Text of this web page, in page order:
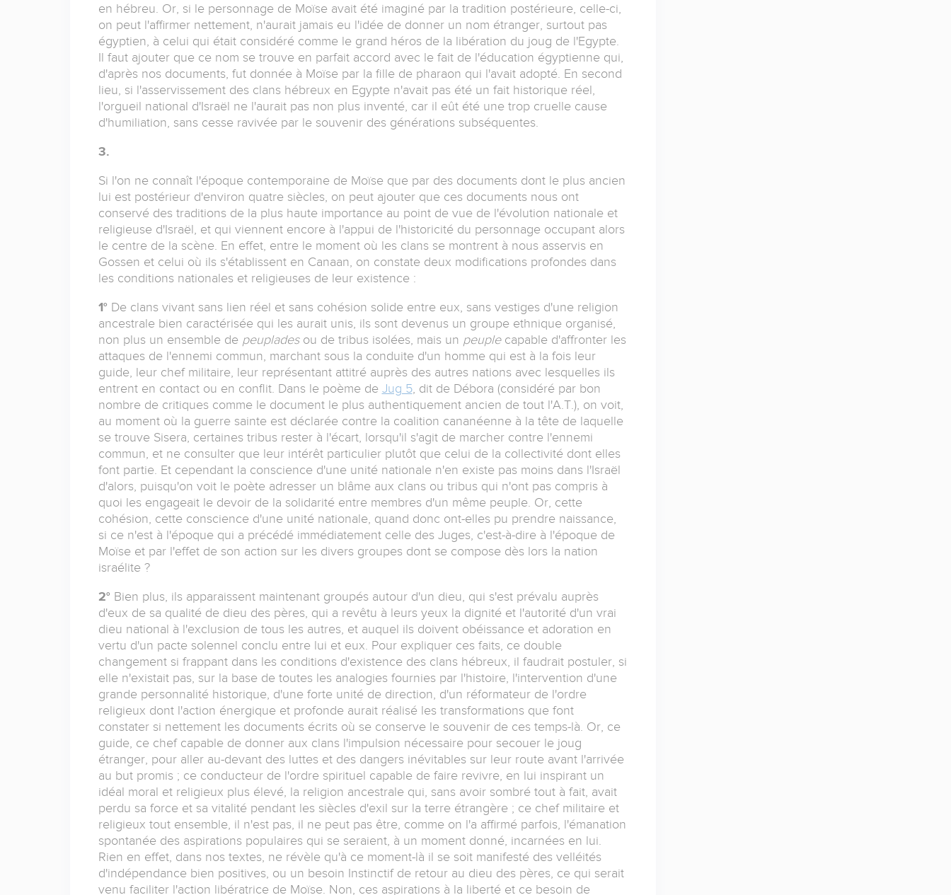
en hébreu. Or, si le personnage de Moïse avait été imaginé par la tradition postérieure, celle-ci,
on peut l'affirmer nettement, n'aurait jamais eu l'idée de donner un nom étranger, surtout pas
égyptien, à celui qui était considéré comme le grand héros de la libération du joug de l'Egypte.
Il faut ajouter que ce nom se trouve en parfait accord avec le fait de l'éducation égyptienne qui,
d'après nos documents, fut donnée à Moïse par la fille de pharaon qui l'avait adopté. En second
lieu, si l'asservissement des clans hébreux en Egypte n'avait pas été un fait historique réel,
l'orgueil national d'Israël ne l'aurait pas non plus inventé, car il eût été une trop cruelle cause
d'humiliation, sans cesse ravivée par le souvenir des générations subséquentes.
3.
Si l'on ne connaît l'époque contemporaine de Moïse que par des documents dont le plus ancien
lui est postérieur d'environ quatre siècles, on peut ajouter que ces documents nous ont
conservé des traditions de la plus haute importance au point de vue de l'évolution nationale et
religieuse d'Israël, et qui viennent encore à l'appui de l'historicité du personnage occupant alors
le centre de la scène. En effet, entre le moment où les clans se montrent à nous asservis en
Gossen et celui où ils s'établissent en Canaan, on constate deux modifications profondes dans
les conditions nationales et religieuses de leur existence :
1° De clans vivant sans lien réel et sans cohésion solide entre eux, sans vestiges d'une religion
ancestrale bien caractérisée qui les aurait unis, ils sont devenus un groupe ethnique organisé,
non plus un ensemble de peuplades ou de tribus isolées, mais un peuple capable d'affronter les
attaques de l'ennemi commun, marchant sous la conduite d'un homme qui est à la fois leur
guide, leur chef militaire, leur représentant attitré auprès des autres nations avec lesquelles ils
entrent en contact ou en conflit. Dans le poème de Jug 5, dit de Débora (considéré par bon
nombre de critiques comme le document le plus authentiquement ancien de tout l'A.T.), on voit,
au moment où la guerre sainte est déclarée contre la coalition cananéenne à la tête de laquelle
se trouve Sisera, certaines tribus rester à l'écart, lorsqu'il s'agit de marcher contre l'ennemi
commun, et ne consulter que leur intérêt particulier plutôt que celui de la collectivité dont elles
font partie. Et cependant la conscience d'une unité nationale n'en existe pas moins dans l'Israël
d'alors, puisqu'on voit le poète adresser un blâme aux clans ou tribus qui n'ont pas compris à
quoi les engageait le devoir de la solidarité entre membres d'un même peuple. Or, cette
cohésion, cette conscience d'une unité nationale, quand donc ont-elles pu prendre naissance,
si ce n'est à l'époque qui a précédé immédiatement celle des Juges, c'est-à-dire à l'époque de
Moïse et par l'effet de son action sur les divers groupes dont se compose dès lors la nation
israélite ?
2° Bien plus, ils apparaissent maintenant groupés autour d'un dieu, qui s'est prévalu auprès
d'eux de sa qualité de dieu des pères, qui a revêtu à leurs yeux la dignité et l'autorité d'un vrai
dieu national à l'exclusion de tous les autres, et auquel ils doivent obéissance et adoration en
vertu d'un pacte solennel conclu entre lui et eux. Pour expliquer ces faits, ce double
changement si frappant dans les conditions d'existence des clans hébreux, il faudrait postuler, si
elle n'existait pas, sur la base de toutes les analogies fournies par l'histoire, l'intervention d'une
grande personnalité historique, d'une forte unité de direction, d'un réformateur de l'ordre
religieux dont l'action énergique et profonde aurait réalisé les transformations que font
constater si nettement les documents écrits où se conserve le souvenir de ces temps-là. Or, ce
guide, ce chef capable de donner aux clans l'impulsion nécessaire pour secouer le joug
étranger, pour aller au-devant des luttes et des dangers inévitables sur leur route avant l'arrivée
au but promis ; ce conducteur de l'ordre spirituel capable de faire revivre, en lui inspirant un
idéal moral et religieux plus élevé, la religion ancestrale qui, sans avoir sombré tout à fait, avait
perdu sa force et sa vitalité pendant les siècles d'exil sur la terre étrangère ; ce chef militaire et
religieux tout ensemble, il n'est pas, il ne peut pas être, comme on l'a affirmé parfois, l'émanation
spontanée des aspirations populaires qui se seraient, à un moment donné, incarnées en lui.
Rien en effet, dans nos textes, ne révèle qu'à ce moment-là il se soit manifesté des velléités
d'indépendance bien positives, ou un besoin Instinctif de retour au dieu des pères, ce qui serait
venu faciliter l'action libératrice de Moïse. Non, ces aspirations à la liberté et ce besoin de